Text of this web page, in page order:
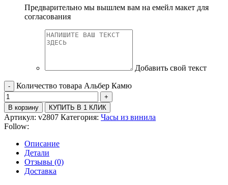
Предварительно мы вышлем вам на емейл макет для
согласования
Добавить свой текст
Количество товара Альбер Камю
В корзину КУПИТЬ В 1 КЛИК
Артикул: v2807 Категория: Часы из винила
Follow:
Описание
Детали
Отзывы (0)
Доставка